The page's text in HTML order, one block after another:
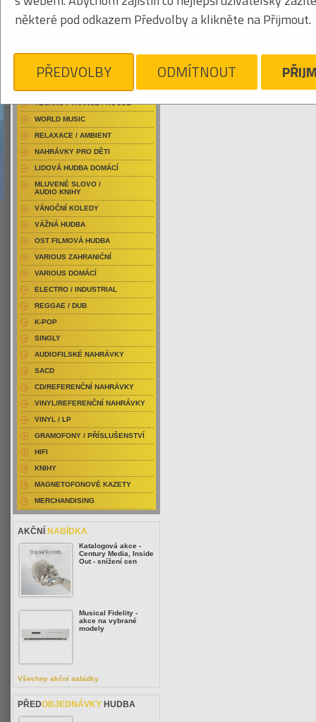
ROCK/POP DOMÁCÍ
Je nám líto, ale pro daný žánr/kategorii
RAP / HIP HOP DOMÁCÍ
RAP / HIP HOP ZAHRANIČNÍ
DVD / HUDBA
PUNK / HARDCORE
TECHNO / TRANCE / HOUSE
WORLD MUSIC
RELAXACE / AMBIENT
NAHRÁVKY PRO DĚTI
LIDOVÁ HUDBA DOMÁCÍ
MLUVENÉ SLOVO /
AUDIO KNIHY
VÁNOČNÍ KOLEDY
VÁŽNÁ HUDBA
OST FILMOVÁ HUDBA
VARIOUS ZAHRANIČNÍ
VARIOUS DOMÁCÍ
ELECTRO / INDUSTRIAL
REGGAE / DUB
K-POP
SINGLY
AUDIOFILSKÉ NAHRÁVKY
SACD
CD/REFERENČNÍ NAHRÁVKY
VINYL/REFERENČNÍ NAHRÁVKY
VINYL / LP
GRAMOFONY / PŘÍSLUŠENSTVÍ
HIFI
KNIHY
MAGNETOFONOVÉ KAZETY
MERCHANDISING
AKČNÍ NABÍDKA
Katalogová akce -
Century Media, Inside
Out - snížení cen
Musical Fidelity -
akce na vybrané
modely
Všechny akční nabídky
PŘEDOBJEDNÁVKY HUDBA
některé pod odkazem Předvolby a klikněte na Přijmout.
PŘEDVOLBY ODMÍTNOUT